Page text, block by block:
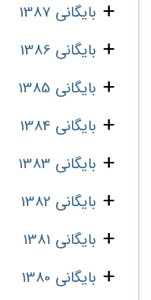
بایگانی 1387
بایگانی 1386
بایگانی 1385
بایگانی 1384
بایگانی 1383
بایگانی 1382
بایگانی 1381
بایگانی 1380